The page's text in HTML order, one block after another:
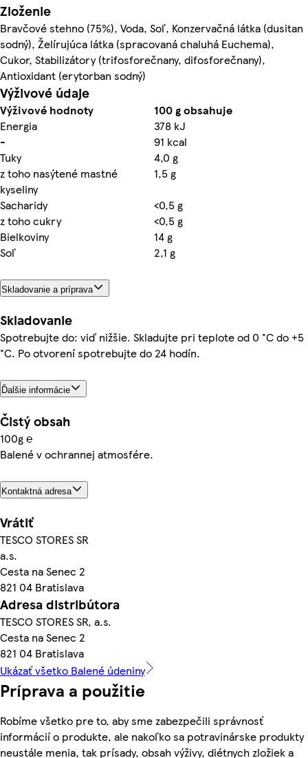
Zloženie
Bravčové stehno (75%), Voda, Soľ, Konzervačná látka (dusitan
sodný), Želírujúca látka (spracovaná chaluhá Euchema),
Cukor, Stabilizátory (trifosforečnany, difosforečnany),
Antioxidant (erytorban sodný)
Výživové údaje
Výživové hodnoty
100 g obsahuje
Energia
378 kJ
-
91 kcal
Tuky
4,0 g
z toho nasýtené mastné
kyseliny
1,5 g
Sacharidy
<0,5 g
z toho cukry
<0,5 g
Bielkoviny
14 g
Soľ
2,1 g
Skladovanie a príprava
Skladovanie
Spotrebujte do: viď nižšie. Skladujte pri teplote od 0 °C do +5
°C. Po otvorení spotrebujte do 24 hodín.
Ďalšie informácie
Čistý obsah
100g ℮
Balené v ochrannej atmosfére.
Kontaktná adresa
Vrátiť
TESCO STORES SR
a.s.
Cesta na Senec 2
821 04 Bratislava
Adresa distribútora
TESCO STORES SR, a.s.
Cesta na Senec 2
821 04 Bratislava
Ukázať všetko Balené údeniny
Príprava a použitie
Robíme všetko pre to, aby sme zabezpečili správnosť
informácií o produkte, ale nakoľko sa potravinárske produkty
neustále menia, tak prísady, obsah výživy, diétnych zložiek a